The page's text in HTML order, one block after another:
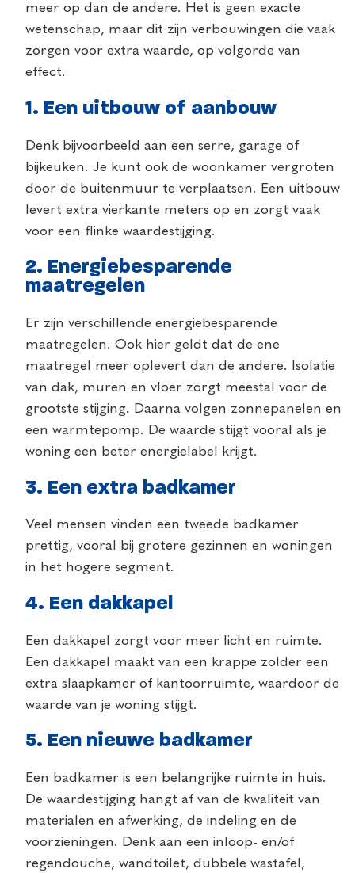
meer op dan de andere. Het is geen exacte
wetenschap, maar dit zijn verbouwingen die vaak
zorgen voor extra waarde, op volgorde van
effect.
1. Een uitbouw of aanbouw
Denk bijvoorbeeld aan een serre, garage of
bijkeuken. Je kunt ook de woonkamer vergroten
door de buitenmuur te verplaatsen. Een uitbouw
levert extra vierkante meters op en zorgt vaak
voor een flinke waardestijging.
2. Energiebesparende
maatregelen
Er zijn verschillende energiebesparende
maatregelen. Ook hier geldt dat de ene
maatregel meer oplevert dan de andere. Isolatie
van dak, muren en vloer zorgt meestal voor de
grootste stijging. Daarna volgen zonnepanelen en
een warmtepomp. De waarde stijgt vooral als je
woning een beter energielabel krijgt.
3. Een extra badkamer
Veel mensen vinden een tweede badkamer
prettig, vooral bij grotere gezinnen en woningen
in het hogere segment.
4. Een dakkapel
Een dakkapel zorgt voor meer licht en ruimte.
Een dakkapel maakt van een krappe zolder een
extra slaapkamer of kantoorruimte, waardoor de
waarde van je woning stijgt.
5. Een nieuwe badkamer
Een badkamer is een belangrijke ruimte in huis.
De waardestijging hangt af van de kwaliteit van
materialen en afwerking, de indeling en de
voorzieningen. Denk aan een inloop- en/of
regendouche, wandtoilet, dubbele wastafel,